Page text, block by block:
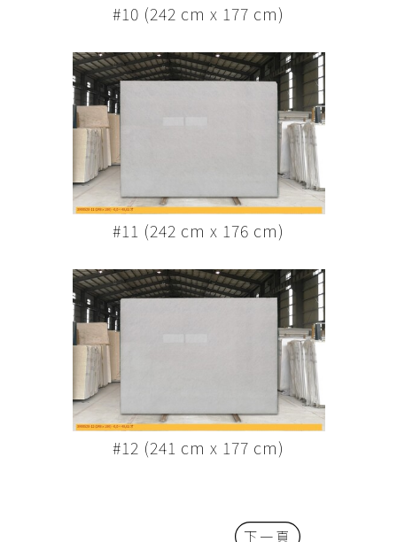
#10 (242 cm x 177 cm)
#11 (242 cm x 176 cm)
#12 (241 cm x 177 cm)
下一頁